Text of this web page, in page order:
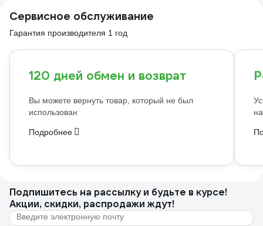
Сервисное обслуживание
Гарантия производителя 1 год
120 дней обмен и возврат
Вы можете вернуть товар, который не был
использован
Подробнее
Подпишитесь на рассылкуи будьте в курсе!
Акции, скидки, распродажи ждут!